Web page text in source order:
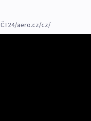
ČT24/aero.cz/cz/